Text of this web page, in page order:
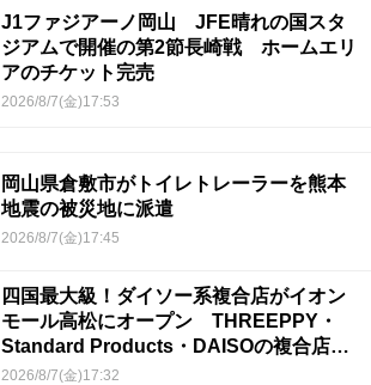
J1ファジアーノ岡山 JFE晴れの国スタ
ジアムで開催の第2節長崎戦 ホームエリ
アのチケット完売
2026/8/7(金)17:53
岡山県倉敷市がトイレトレーラーを熊本
地震の被災地に派遣
2026/8/7(金)17:45
四国最大級！ダイソー系複合店がイオン
モール高松にオープン THREEPPY・
Standard Products・DAISOの複合店は
香川県初
2026/8/7(金)17:32